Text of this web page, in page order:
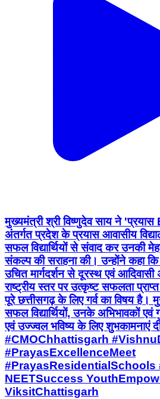
मुख्यमंत्री श्री विष्णुदेव साय ने
अंतर्गत प्रदेश के प्रयास आवासीय
सफल विद्यार्थियों से संवाद कर उनकी
संकल्प की सराहना की। उन्होंने कहा कि
उचित मार्गदर्शन से दूरस्थ एवं आदिवासी
राष्ट्रीय स्तर पर उत्कृष्ट सफलता
पूरे छत्तीसगढ़ के लिए गर्व का विषय है।
सफल विद्यार्थियों, उनके अभिभावकों एवं
एवं उज्ज्वल भविष्य के लिए
#CMOChhattisgarh
#PrayasExcellenceMeet
#PrayasResidentialSchools
NEETSuccess
ViksitChattisgarh